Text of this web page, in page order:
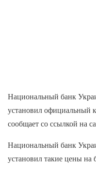
Национальный банк
установил официальный
сообщает со ссылкой на
Национальный банк
установил такие цены на